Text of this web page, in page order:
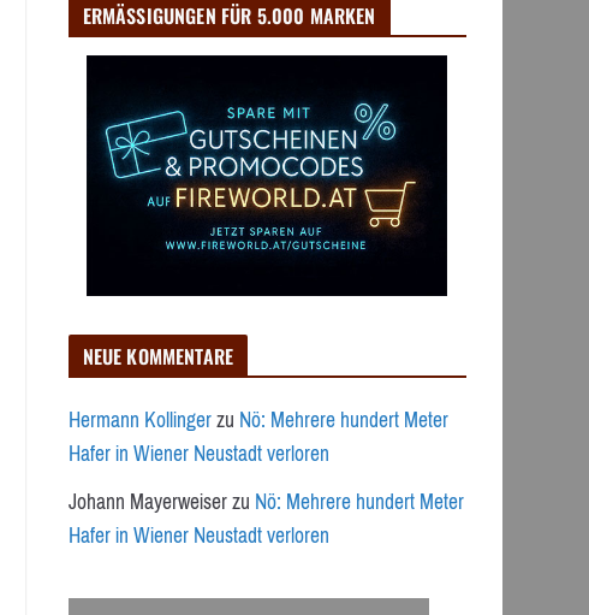
ERMÄSSIGUNGEN FÜR 5.000 MARKEN
NEUE KOMMENTARE
Hermann KollingerzuNö: Mehrere hundert Meter
Hafer in Wiener Neustadt verloren
Johann MayerweiserzuNö: Mehrere hundert Meter
Hafer in Wiener Neustadt verloren